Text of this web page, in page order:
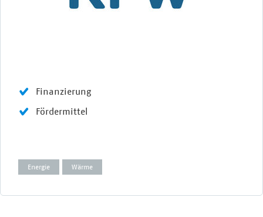
Finanzierung
Fördermittel
Energie Wärme